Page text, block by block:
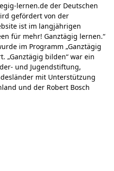
lernen.de der Deutschen
gefördert von der
ist im langjährigen
für mehr! Ganztägig lernen.“
im Programm „Ganztägig
„Ganztägig bilden“ war ein
und Jugendstiftung,
mit Unterstützung
und der Robert Bosch